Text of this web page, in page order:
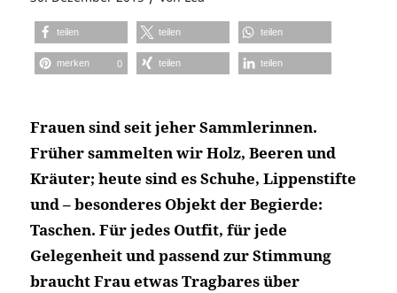
teilen teilen teilen
merken 0 teilen teilen
Frauen sind seit jeher Sammlerinnen.
Früher sammelten wir Holz, Beeren und
Kräuter; heute sind es Schuhe, Lippenstifte
und – besonderes Objekt der Begierde:
Taschen. Für jedes Outfit, für jede
Gelegenheit und passend zur Stimmung
braucht Frau etwas Tragbares über